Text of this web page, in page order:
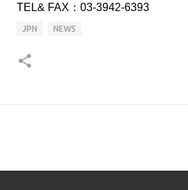
TEL& FAX：03-3942-6393
JPN NEWS